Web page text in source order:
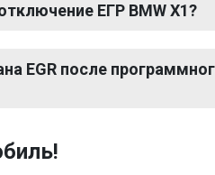
ЕГР BMW X1?
EGR после